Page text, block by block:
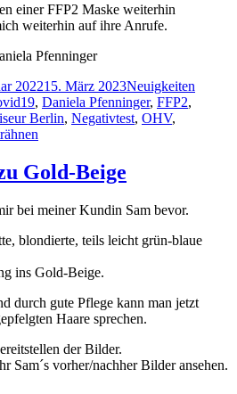
einer FFP2 Maske weiterhin
weiterhin auf ihre Anrufe.
Pfenninger
202215. März 2023Kategorien
Neuigkeiten
, Daniela Pfenninger, FFP2,
Berlin, Negativtest, OHV,
Gold-Beige
bei meiner Kundin Sam bevor.
blondierte, teils leicht grün-blaue
ins Gold-Beige.
durch gute Pflege kann man jetzt
Haare sprechen.
der Bilder.
Sam´s vorher/nachher Bilder ansehen.